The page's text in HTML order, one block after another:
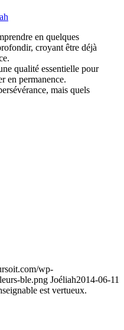
en quelques
croyant être déjà
qualité essentielle pour
en permanence.
mais quels
wp-
ble.png Joéliah2014-06-11
est vertueux.